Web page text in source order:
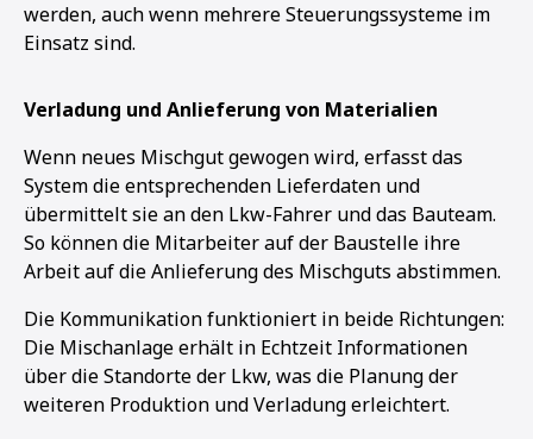
werden, auch wenn mehrere Steuerungssysteme im
Einsatz sind.
Verladung und Anlieferung von Materialien
Wenn neues Mischgut gewogen wird, erfasst das
System die entsprechenden Lieferdaten und
übermittelt sie an den Lkw-Fahrer und das Bauteam.
So können die Mitarbeiter auf der Baustelle ihre
Arbeit auf die Anlieferung des Mischguts abstimmen.
Die Kommunikation funktioniert in beide Richtungen:
Die Mischanlage erhält in Echtzeit Informationen
über die Standorte der Lkw, was die Planung der
weiteren Produktion und Verladung erleichtert.